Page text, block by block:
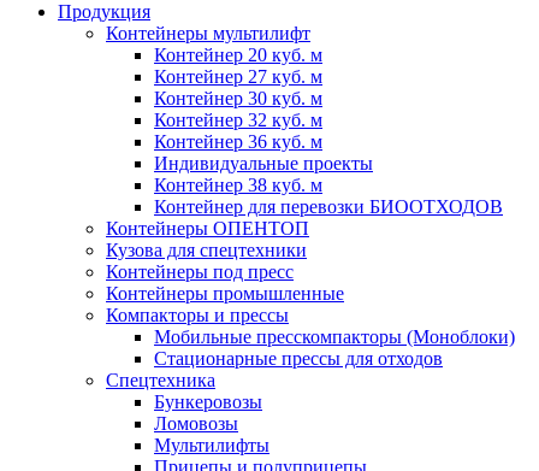
Продукция
Контейнеры мультилифт
Контейнер 20 куб. м
Контейнер 27 куб. м
Контейнер 30 куб. м
Контейнер 32 куб. м
Контейнер 36 куб. м
Индивидуальные проекты
Контейнер 38 куб. м
Контейнер для перевозки БИООТХОДОВ
Контейнеры ОПЕНТОП
Кузова для спецтехники
Контейнеры под пресс
Контейнеры промышленные
Компакторы и прессы
Мобильные пресскомпакторы (Моноблоки)
Стационарные прессы для отходов
Спецтехника
Бункеровозы
Ломовозы
Мультилифты
Прицепы и полуприцепы